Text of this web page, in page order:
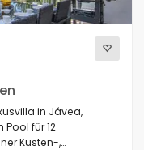
in Jávea,
für 12
Küsten-,